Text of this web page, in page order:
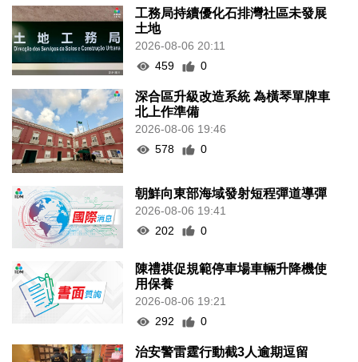
工務局持續優化石排灣社區未發展
土地
2026-08-06 20:11
459
0
深合區升級改造系統 為橫琴單牌車
北上作準備
2026-08-06 19:46
578
0
朝鮮向東部海域發射短程彈道導彈
2026-08-06 19:41
202
0
陳禮祺促規範停車場車輛升降機使
用保養
2026-08-06 19:21
292
0
治安警雷霆行動截3人逾期逗留